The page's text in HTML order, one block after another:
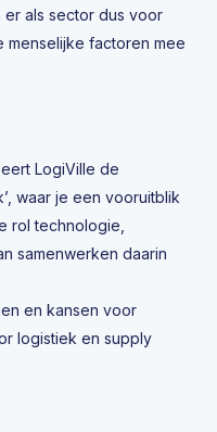
als sector dus voor
factoren mee
LogiVille de
waar je een vooruitblik
rol technologie,
samenwerken daarin
en kansen voor
logistiek en supply